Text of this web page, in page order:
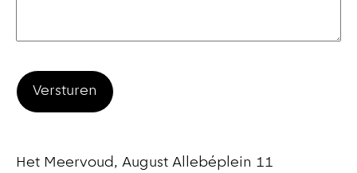
Het Meervoud, August Allebéplein 11